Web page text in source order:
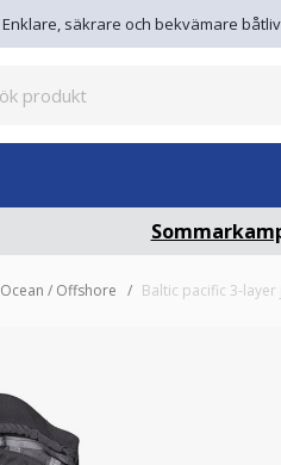
Enklare, säkrare och bekvämare
Ocean / Offshore Baltic pacific 3-layer